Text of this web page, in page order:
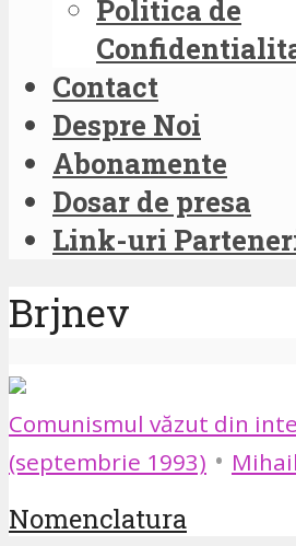
Politica de
Contact
Despre Noi
Abonamente
Dosar de presa
Link-uri
Brjnev
Comunismul văzut din
(septembrie 1993) •
Nomenclatura